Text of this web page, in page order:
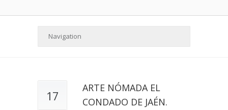
17
ARTE NÓMADA EL
CONDADO DE JAÉN.